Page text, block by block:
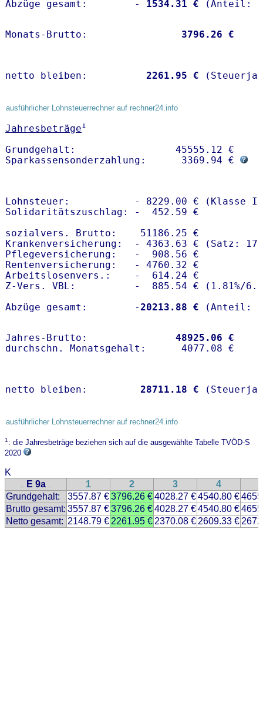
Abzüge gesamt:        -
1534.31 €
Monats-Brutto: 3796.26 €
netto bleiben: 2261.95 €
ausführlicher Lohnsteuerrechner auf rechner24.info
Jahresbeträge1
Grundgehalt:                 45555.12 €
Sparkassensonderzahlung:      3369.94 €
Lohnsteuer:           - 8229.00 € (Klasse I)
Solidaritätszuschlag: -  452.59 €
sozialvers. Brutto:    51186.25 €
Krankenversicherung:  - 4363.63 € (Satz:
Pflegeversicherung:   -  908.56 €
Rentenversicherung:   - 4760.32 €
Arbeitslosenvers.:    -  614.24 €
Z-Vers. VBL:          -  885.54 € ( 1.81%/
Abzüge gesamt:        -20213.88 €
Jahres-Brutto: 48925.06 €
netto bleiben: 28711.18 €
ausführlicher Lohnsteuerrechner auf rechner24.info
1: die Jahresbeträge beziehen sich auf die ausgewählte Tabelle TVÖD-S
2020
K
.. E 9a .. 1 2 3 4
Grundgehalt:
3557.87 €3796.26 €4028.27 €4540.80 €
Brutto gesamt: 3557.87 €3796.26 €4028.27 €4540.80 €
Netto gesamt: 2148.79 € 2261.95 € 2370.08 € 2609.33 €